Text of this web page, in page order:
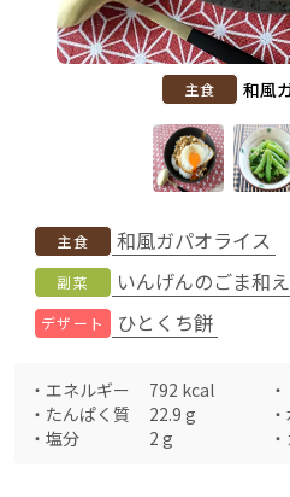
主食 和風
主食 和風ガパオライス
副菜 いんげんのごま和え
デザート ひとくち餅
・ エネルギー 792 kcal ・
・ たんぱく質 22.9 g ・
・ 塩分 2 g ・